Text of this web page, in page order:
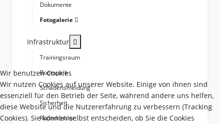
Dokumente
Fotogalerie
Infrastruktur
Trainingsraum
Bootspark
Schadensmeldung
Sicherheit
Ruderkleider
Wir benutzen Cookies
Wir nutzen Cookies auf unserer Website. Einige von ihnen sind
essenziell für den Betrieb der Seite, während andere uns helfen,
diese Website und die Nutzererfahrung zu verbessern (Tracking
Cookies). Sie können selbst entscheiden, ob Sie die Cookies